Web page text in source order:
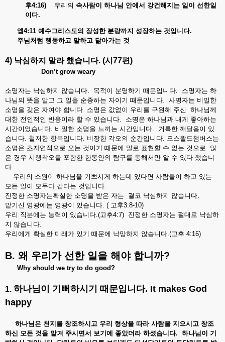
후4:16) 우리의 속사람이 하나님 안에서 강건해지는 일이 선한일
이다.
엡4:11 예수그리스도의 장성한 분량까지 성장하는 것입니다.
주님처럼 행동하고 말하고 닮아가는 것
4) 낙심하지 말라 했습니다. (시77편)
Don’t grow weary
소명자는 낙심하지 않습니다. 목적이 분명하기 때문입니다. 소명자는 하
나님의 뜻을 알고 그 일을 순종하는 자이기 때문입니다. 사명자는 비밀한
소명을 갖은 자여야 합니다 소명은 값없이 우리를 구원해 주신 하나님께
대한 전인적인 반응이라 할 수 있습니다. 소명은 하나님과 내게 좋아하는
시간이였습니다. 비밀한 소명을 느끼는 시간입니다. 거룩한 깨달음이 있
습니다. 철저한 항복입니다. 비장한 각오의 순간입니다. 오스왈드챔버스는
소명은 초자연적으로 오는 것이기 때문에 말로 표현할 수 없는 것으로 많
은 경우 시행착오를 포함한 한동안의 탐구를 통해서만 알 수 있다 했습니
다.
우리의 소원이 하나님을 기쁘시게 하는데 있다면 사람들이 하고 있는
모든 일이 모두다 같다는 것입니다.
진정한 소명자는확실한 소명을 받은 자는 결코 낙심하지 않습니다.
맡기신 영광에는 영광이 있습니다. ( 고후3:8-10)
우리 직분에는 능력이 있습니다.(고후4:7) 진정한 소명자는 절대로 낙심하
지 않습니다.
우리에게 확실한 미래가 있기 때문에 낙망하지 않습니다.(고후 4:16)
B. 왜 우리가 선한 일을 해야 합니까?
Why should we try to do good?
1. 하나님이 기뻐하시기 때문입니다. It makes God
happy
하나님은 천지를 창조하시고 우리 형상을 따라 사람을 지으시고 창조
하신 모든 것을 맡겨 주시면서 보기에 좋았더라 하셨습니다. 하나님이 기